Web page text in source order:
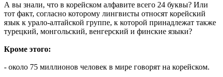
А вы знали, что в корейском алфавите всего 24 буквы? Или
тот факт, согласно которому лингвисты относят корейский
язык к урало-алтайской группе, к которой принадлежат также
турецкий, монгольский, венгерский и финские языки?
Кроме этого:
- около 75 миллионов человек в мире говорят на корейском.